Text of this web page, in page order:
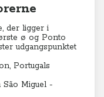
der ligger i
ø og Ponto
udgangspunktet
Portugals
São Miguel -